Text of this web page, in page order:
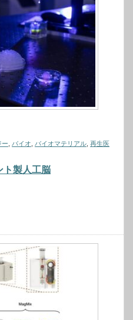
ー バイオ バイオマテリアル 再生医
ト製人工脳